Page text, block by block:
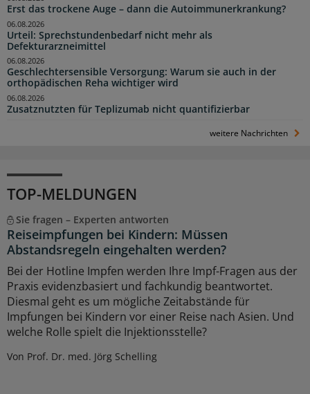
Erst das trockene Auge – dann die Autoimmunerkrankung?
Urteil: Sprechstundenbedarf nicht mehr als
Defekturarzneimittel
06.08.2026
Geschlechtersensible Versorgung: Warum sie auch in der
orthopädischen Reha wichtiger wird
06.08.2026
Zusatznutzten für Teplizumab nicht quantifizierbar
06.08.2026
weitere Nachrichten
TOP-MELDUNGEN
Sie fragen – Experten antworten
Reiseimpfungen bei Kindern: Müssen
Abstandsregeln eingehalten werden?
Bei der Hotline Impfen werden Ihre Impf-Fragen aus der
Praxis evidenzbasiert und fachkundig beantwortet.
Diesmal geht es um mögliche Zeitabstände für
Impfungen bei Kindern vor einer Reise nach Asien. Und
welche Rolle spielt die Injektionsstelle?
Von Prof. Dr. med. Jörg Schelling